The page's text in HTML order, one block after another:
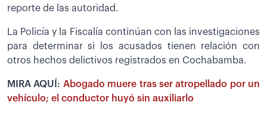
reporte de las autoridad.
La Policía y la Fiscalía continúan con las investigaciones
para determinar si los acusados tienen relación con
otros hechos delictivos registrados en Cochabamba.
MIRA AQUÍ: Abogado muere tras ser atropellado por un
vehículo; el conductor huyó sin auxiliarlo